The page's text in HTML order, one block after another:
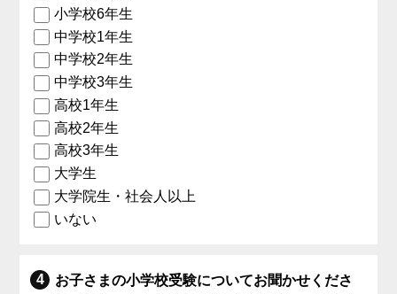
小学校6年生
中学校1年生
中学校2年生
中学校3年生
高校1年生
高校2年生
高校3年生
大学生
大学院生・社会人以上
いない
お子さまの小学校受験についてお聞かせくださ